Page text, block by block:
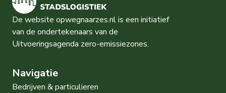
De website opwegnaarzes.nl is een initiatief
van de ondertekenaars van de
Uitvoeringsagenda zero-emissiezones.
Navigatie
Bedrijven & particulieren